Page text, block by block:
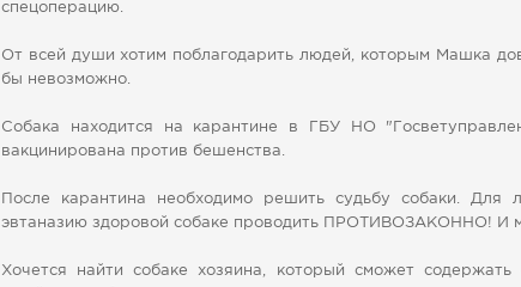
спецоперацию.
От всей души хотим поблагодарить людей, которым Машка
бы невозможно.
Собака находится на карантине в ГБУ НО
вакцинирована против бешенства.
После карантина необходимо решить судьбу собаки. Для
эвтаназию здоровой собаке проводить ПРОТИВОЗАКОННО! И
Хочется найти собаке хозяина, который сможет